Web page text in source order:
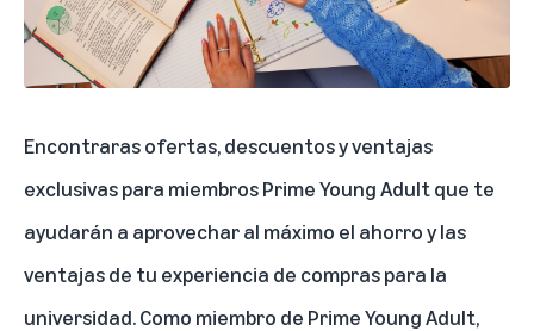
Encontraras ofertas, descuentos y ventajas
exclusivas para miembros Prime Young Adult que te
ayudarán a aprovechar al máximo el ahorro y las
ventajas de tu experiencia de compras para la
universidad. Como miembro de Prime Young Adult,